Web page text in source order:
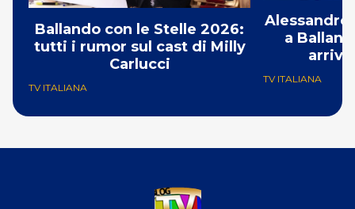
Ballando con le Stelle 2026:
tutti i rumor sul cast di Milly
Carlucci
TV ITALIANA
Alessandro
a
TV ITALIANA